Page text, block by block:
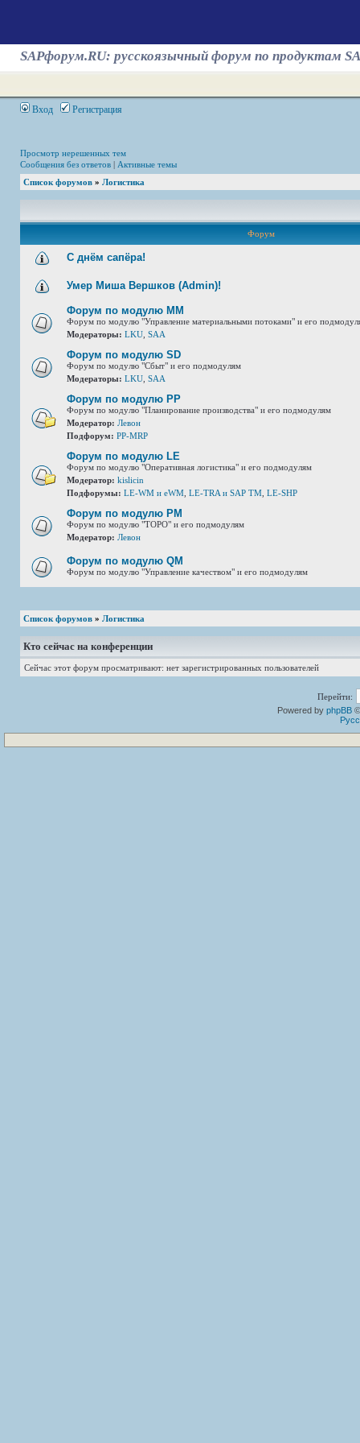
SAPфорум.RU: русскоязычный форум по продуктам
Вход Регистрация
Просмотр нерешенных тем
Сообщения без ответов | Активные темы
Список форумов » Логистика
Форум
С днём сапёра!
Умер Миша Вершков (Admin)!
Форум по модулю ММ
Форум по модулю "Управление материальными потоками" и его
Модераторы: LKU SAA
Форум по модулю SD
Форум по модулю "Сбыт" и его подмодулям
Модераторы: LKU SAA
Форум по модулю РР
Форум по модулю "Планирование производства" и его подмодулям
Модератор: Левон
Подфорум: PP-MRP
Форум по модулю LE
Форум по модулю "Оперативная логистика" и его подмодулям
Модератор: kislicin
Подфорумы: LE-WM и eWM LE-TRA и SAP TM LE-SHP
Форум по модулю РМ
Форум по модулю "ТОРО" и его подмодулям
Модератор: Левон
Форум по модулю QM
Форум по модулю "Управление качеством" и его подмодулям
Список форумов » Логистика
Кто сейчас на конференции
Сейчас этот форум просматривают: нет зарегистрированных пользователей
Перейти:
Powered by phpBB